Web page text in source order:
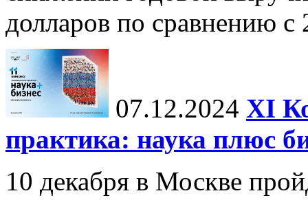
долларов по сравнению с
07.12.2024 ХI
практика: наука плюс
10 декабря в Москве